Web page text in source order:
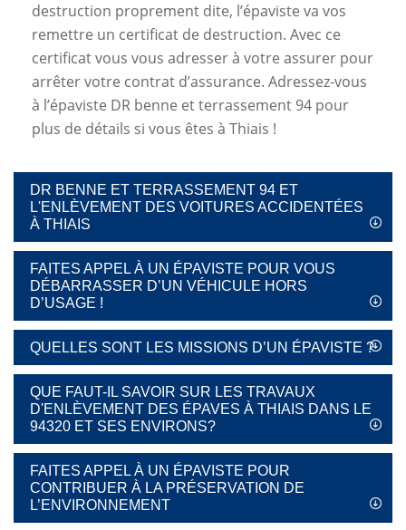
destruction proprement dite, l’épaviste va vos
remettre un certificat de destruction. Avec ce
certificat vous vous adresser à votre assurer pour
arrêter votre contrat d’assurance. Adressez-vous
à l’épaviste DR benne et terrassement 94 pour
plus de détails si vous êtes à Thiais !
DR BENNE ET TERRASSEMENT 94 ET
L'ENLÈVEMENT DES VOITURES ACCIDENTÉES
À THIAIS
FAITES APPEL À UN ÉPAVISTE POUR VOUS
DÉBARRASSER D’UN VÉHICULE HORS
D’USAGE !
QUELLES SONT LES MISSIONS D’UN ÉPAVISTE ?
QUE FAUT-IL SAVOIR SUR LES TRAVAUX
D'ENLÈVEMENT DES ÉPAVES À THIAIS DANS LE
94320 ET SES ENVIRONS?
FAITES APPEL À UN ÉPAVISTE POUR
CONTRIBUER À LA PRÉSERVATION DE
L’ENVIRONNEMENT